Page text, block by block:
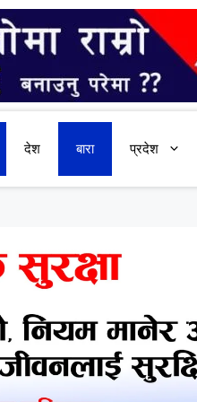
देश बारा प्रदेश